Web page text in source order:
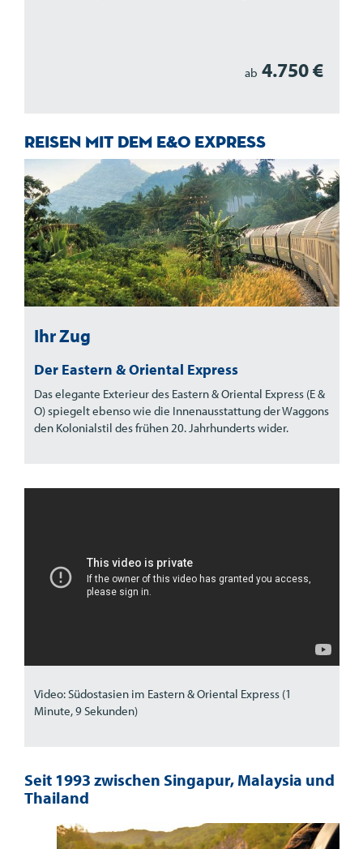
ab 4.750 €
Reisen mit dem E&O Express
Ihr Zug
Der Eastern & Oriental Express
Das elegante Exterieur des Eastern & Oriental Express (E &
O) spiegelt ebenso wie die Innenausstattung der Waggons
den Kolonialstil des frühen 20. Jahrhunderts wider.
Video: Südostasien im Eastern & Oriental Express (1
Minute, 9 Sekunden)
Seit 1993 zwischen Singapur, Malaysia und
Thailand